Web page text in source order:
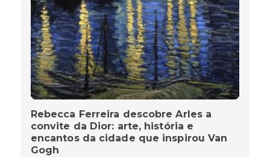
Rebecca Ferreira descobre Arles a
convite da Dior: arte, história e
encantos da cidade que inspirou Van
Gogh